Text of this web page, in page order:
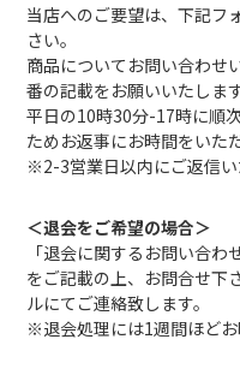
当店へのご要望は、下記フ
さい。
商品についてお問い合わせ
番の記載をお願いいたします
平日の10時30分-17時に順
ためお返事にお時間をいた
※2-3営業日以内にご返信い
＜退会をご希望の場合＞
「退会に関するお問い合わ
をご記載の上、お問合せ下
ルにてご連絡致します。
※退会処理には1週間ほどお